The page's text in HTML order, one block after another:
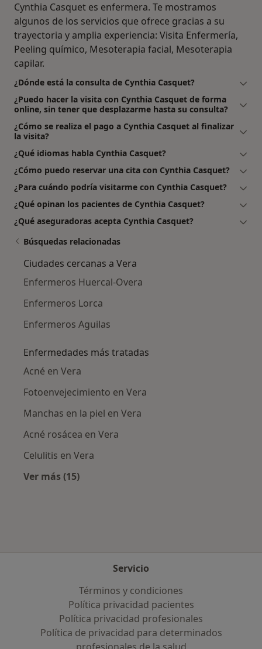
Cynthia Casquet es enfermera. Te mostramos
algunos de los servicios que ofrece gracias a su
trayectoria y amplia experiencia: Visita Enfermería,
Peeling químico, Mesoterapia facial, Mesoterapia
capilar.
¿Dónde está la consulta de Cynthia Casquet?
¿Puedo hacer la visita con Cynthia Casquet de forma
online, sin tener que desplazarme hasta su consulta?
¿Cómo se realiza el pago a Cynthia Casquet al finalizar
la visita?
¿Qué idiomas habla Cynthia Casquet?
¿Cómo puedo reservar una cita con Cynthia Casquet?
¿Para cuándo podría visitarme con Cynthia Casquet?
¿Qué opinan los pacientes de Cynthia Casquet?
¿Qué aseguradoras acepta Cynthia Casquet?
Búsquedas relacionadas
Ciudades cercanas a Vera
Enfermeros Huercal-Overa
Enfermeros Lorca
Enfermeros Aguilas
Enfermedades más tratadas
Acné en Vera
Fotoenvejecimiento en Vera
Manchas en la piel en Vera
Acné rosácea en Vera
Celulitis en Vera
Ver más (15)
Servicio
Términos y condiciones
Política privacidad pacientes
Política privacidad profesionales
Política de privacidad para determinados